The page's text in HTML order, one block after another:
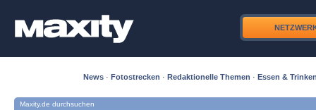
News · Fotostrecken · Redaktionelle Themen · Essen &
Maxity.de durchsuchen